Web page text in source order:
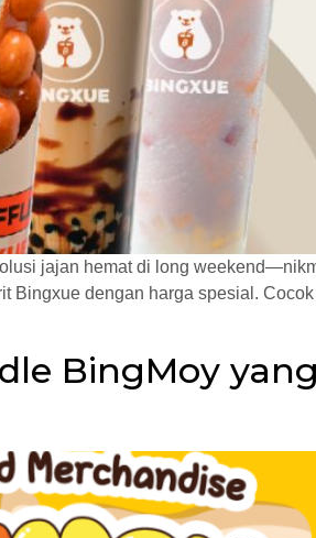
jajan hemat di long
Bingxue dengan harga spesial. Cocok
BingMoy yang